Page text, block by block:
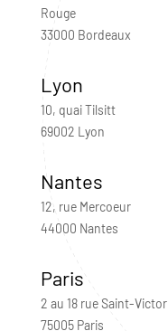
Rouge
33000 Bordeaux
Lyon
10, quai Tilsitt
69002 Lyon
Nantes
12, rue Mercoeur
44000 Nantes
Paris
2 au 18 rue Saint-Victor
75005 Paris